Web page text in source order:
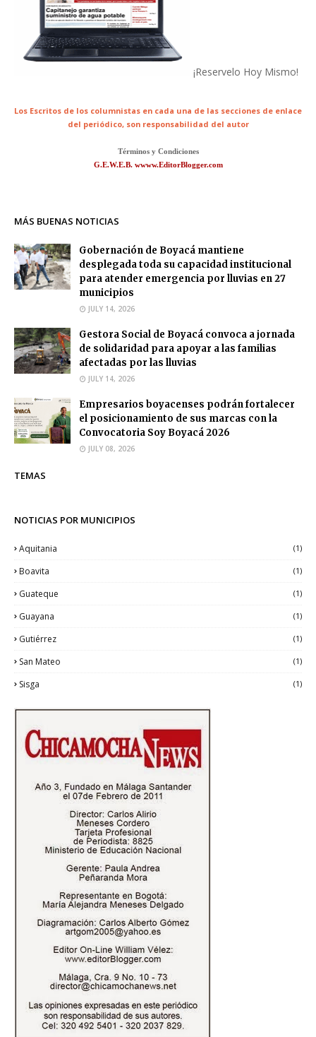
¡Reservelo Hoy Mismo!
Los Escritos de los columnistas en cada una de las secciones de enlace
del periódico, son responsabilidad del autor
Términos y Condiciones
G.E.W.E.B. wwww.EditorBlogger.com
MÁS BUENAS NOTICIAS
Gobernación de Boyacá mantiene
desplegada toda su capacidad institucional
para atender emergencia por lluvias en 27
municipios
JULY 14, 2026
Gestora Social de Boyacá convoca a jornada
de solidaridad para apoyar a las familias
afectadas por las lluvias
JULY 14, 2026
Empresarios boyacenses podrán fortalecer
el posicionamiento de sus marcas con la
Convocatoria Soy Boyacá 2026
JULY 08, 2026
TEMAS
NOTICIAS POR MUNICIPIOS
Aquitania (1)
Boavita (1)
Guateque (1)
Guayana (1)
Gutiérrez (1)
San Mateo (1)
Sisga (1)